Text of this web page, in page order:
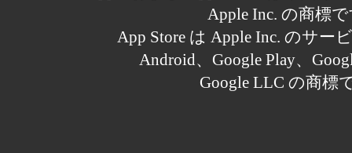
Apple Inc. の商標
App Store は Apple Inc. のサー
Android、Google Play、
Google LLC の商標